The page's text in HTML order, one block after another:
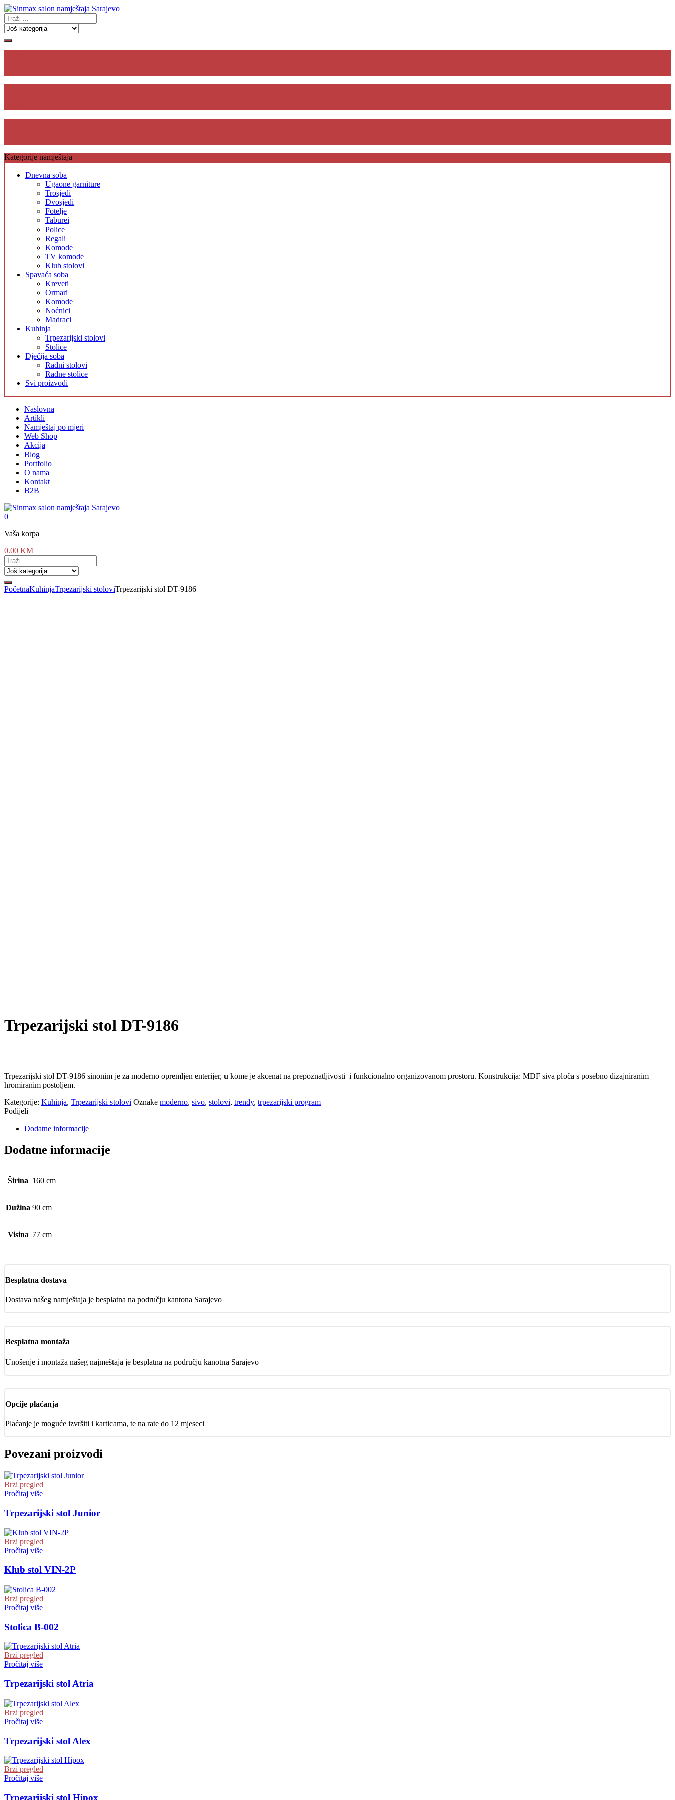
Kategorije namještaja
Dnevna soba
Ugaone garniture
Trosjedi
Dvosjedi
Fotelje
Taburei
Police
Regali
Komode
TV komode
Klub stolovi
Spavaća soba
Kreveti
Ormari
Komode
Noćnici
Madraci
Kuhinja
Trpezarijski stolovi
Stolice
Dječija soba
Radni stolovi
Radne stolice
Svi proizvodi
Naslovna
Artikli
Namještaj po mjeri
Web Shop
Akcija
Blog
Portfolio
O nama
Kontakt
B2B
0
Vaša korpa
0.00 KM
PočetnaKuhinjaTrpezarijski stoloviTrpezarijski stol DT-9186
Trpezarijski stol DT-9186
Trpezarijski stol DT-9186 sinonim je za moderno opremljen enterijer, u kome je akcenat na prepoznatljivosti i funkcionalno organizovanom prostoru. Konstrukcija: MDF siva ploča s posebno dizajniranim
hromiranim postoljem.
Kategorije: Kuhinja, Trpezarijski stolovi Oznake moderno, sivo, stolovi, trendy, trpezarijski program
Podijeli
Dodatne informacije
Dodatne informacije
Širina 160 cm
Dužina 90 cm
Visina 77 cm
Besplatna dostava
Dostava našeg namještaja je besplatna na području kantona Sarajevo
Besplatna montaža
Unošenje i montaža našeg najmeštaja je besplatna na području kanotna Sarajevo
Opcije plaćanja
Plaćanje je moguće izvršiti i karticama, te na rate do 12 mjeseci
Povezani proizvodi
Brzi pregled
Pročitaj više
Trpezarijski stol Junior
Brzi pregled
Pročitaj više
Klub stol VIN-2P
Brzi pregled
Pročitaj više
Stolica B-002
Brzi pregled
Pročitaj više
Trpezarijski stol Atria
Brzi pregled
Pročitaj više
Trpezarijski stol Alex
Brzi pregled
Pročitaj više
Trpezarijski stol Hipox